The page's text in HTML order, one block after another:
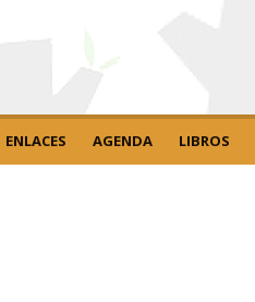
ENLACES AGENDA LIBROS